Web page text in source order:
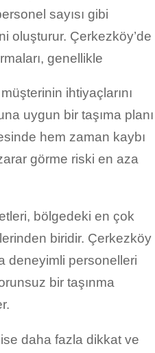
sayısı gibi
oluşturur. Çerkezköy’de
genellikle
ihtiyaçlarını
uygun bir taşıma planı
hem zaman kaybı
görme riski en aza
bölgedeki en çok
biridir. Çerkezköy
deneyimli personelleri
bir taşınma
ise daha fazla dikkat ve